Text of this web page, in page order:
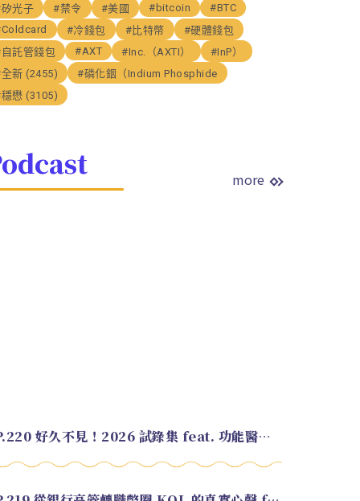
光子
#禁令 #美國 #bitcoin
#BTC
#冷錢包 #比特幣
#硬體錢包
託管錢包
#AXT #Inc.（AXTI）
#InP）
新 (2455)
#磷化銦（Indium Phosphide
懋 (3105)
more
EP.220 好久不見！2026 試錄集 feat. 功能醫學營養師 美寶